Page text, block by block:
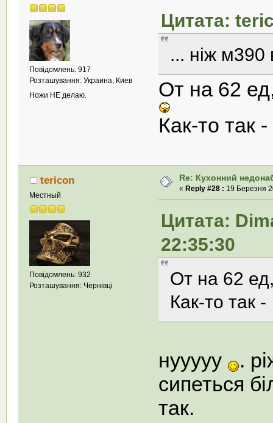
Повідомлень: 917
Розташування: Украина, Киев
Ножи НЕ делаю.
Цитата:
... ніж
От на 62
Как-то
tericon
Местный
Повідомлень: 932
Розташування: Чернівці
Re: Кухонний
« Reply #28 : 19 Березня
Цитата:
22:35:30
От на 62
Как-то так
нууууу
.
сипеться
так.